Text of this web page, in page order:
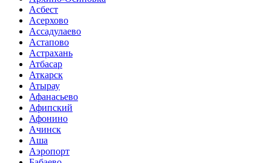
Асбест
Асерхово
Ассадулаево
Астапово
Астрахань
Атбасар
Аткарск
Атырау
Афанасьево
Афипский
Афонино
Ачинск
Аша
Аэропорт